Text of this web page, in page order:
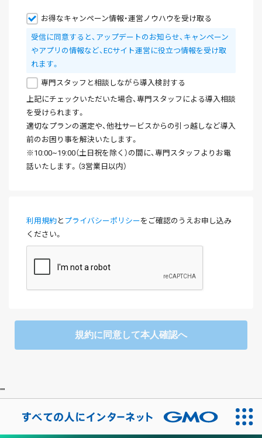
お得なキャンペーン情報・運営ノウハウを受け取る
受信に同意すると、アップデートのお知らせ、キャンペーン
やアプリの情報など、ECサイト運営に役立つ情報を受け取
れます。
専門スタッフと相談しながら導入検討する
上記にチェックいただいた場合、専門スタッフによる導入相談
を受けられます。
適切なプランの選定や、他社サービスからの引っ越しなど導入
前のお困り事を解決いたします。
※10:00~19:00（土日祝を除く）の間に、専門スタッフよりお電
話いたします。（3営業日以内）
利用規約 と プライバシーポリシーをご確認のうえお申し込み
ください。
規約に同意して本人確認へ
""